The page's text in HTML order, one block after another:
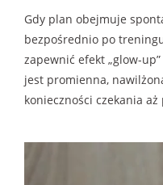
Gdy plan obejmuje
bezpośrednio po
zapewnić efekt „glow-
jest promienna,
konieczności czekania